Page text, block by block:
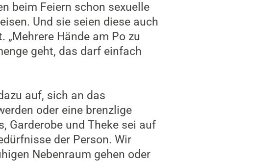
beim Feiern schon sexuelle
Und sie seien diese auch
Hände am Po zu
geht, das darf einfach
auf, sich an das
oder eine brenzlige
Garderobe und Theke sei auf
der Person. Wir
Nebenraum gehen oder